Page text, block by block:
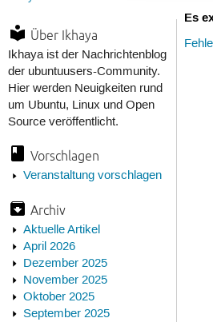
Über Ikhaya
Ikhaya ist der Nachrichtenblog
der ubuntuusers-Community.
Hier werden Neuigkeiten rund
um Ubuntu, Linux und Open
Source veröffentlicht.
Vorschlagen
Veranstaltung vorschlagen
Archiv
Aktuelle Artikel
April 2026
Dezember 2025
November 2025
Oktober 2025
September 2025
Es